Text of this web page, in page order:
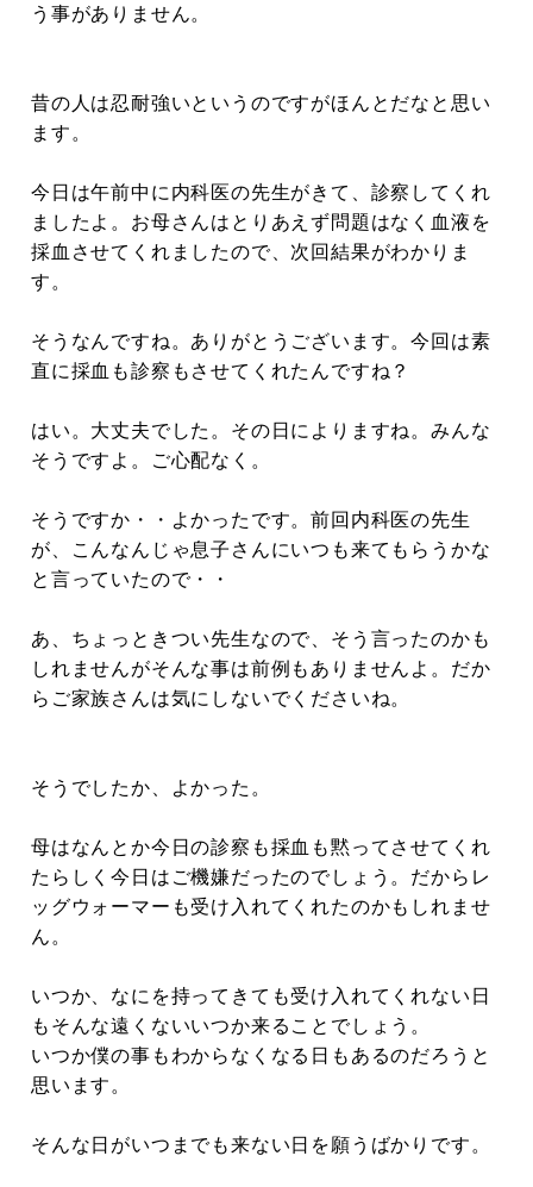
う事がありません。
昔の人は忍耐強いというのですがほんとだなと思い
ます。
今日は午前中に内科医の先生がきて、診察してくれ
ましたよ。お母さんはとりあえず問題はなく血液を
採血させてくれましたので、次回結果がわかりま
す。
そうなんですね。ありがとうございます。今回は素
直に採血も診察もさせてくれたんですね？
はい。大丈夫でした。その日によりますね。みんな
そうですよ。ご心配なく。
そうですか・・よかったです。前回内科医の先生
が、こんなんじゃ息子さんにいつも来てもらうかな
と言っていたので・・
あ、ちょっときつい先生なので、そう言ったのかも
しれませんがそんな事は前例もありませんよ。だか
らご家族さんは気にしないでくださいね。
そうでしたか、よかった。
母はなんとか今日の診察も採血も黙ってさせてくれ
たらしく今日はご機嫌だったのでしょう。だからレ
ッグウォーマーも受け入れてくれたのかもしれませ
ん。
いつか、なにを持ってきても受け入れてくれない日
もそんな遠くないいつか来ることでしょう。
いつか僕の事もわからなくなる日もあるのだろうと
思います。
そんな日がいつまでも来ない日を願うばかりです。